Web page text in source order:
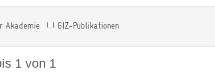
Akademie
GIZ-Publikationen
1 von 1